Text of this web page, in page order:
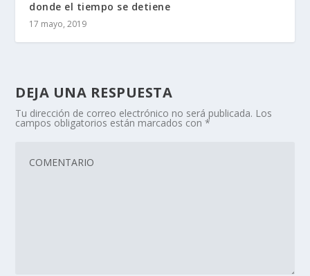
donde el tiempo se detiene
17 mayo, 2019
DEJA UNA RESPUESTA
Tu dirección de correo electrónico no será publicada. Los
campos obligatorios están marcados con*